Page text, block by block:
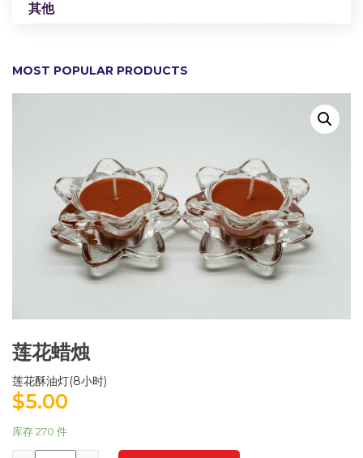
其他
MOST POPULAR PRODUCTS
莲花蜡烛
莲花酥油灯(8小时)
$5.00
库存 270 件